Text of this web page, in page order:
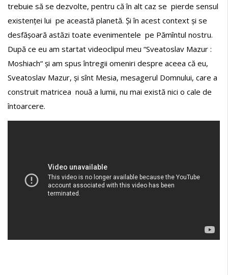
trebuie să se dezvolte, pentru că în alt caz se pierde sensul
existenței lui pe această planetă. Și în acest context și se
desfășoară astăzi toate evenimentele pe Pămîntul nostru.
După ce eu am startat videoclipul meu “Sveatoslav Mazur :
Moshiach“ și am spus întregii omeniri despre aceea că eu,
Sveatoslav Mazur, și sînt Mesia, mesagerul Domnului, care a
construit matricea nouă a lumii, nu mai există nici o cale de
întoarcere.